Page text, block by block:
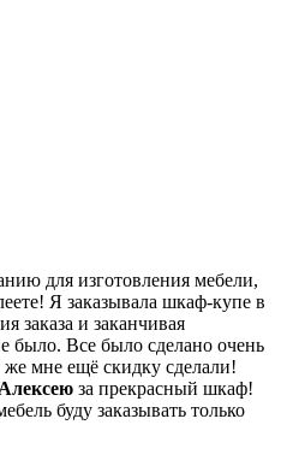
для изготовления мебели,
Я заказывала шкаф-купе в
заказа и заканчивая
было. Все было сделано очень
мне ещё скидку сделали!
Алексею за прекрасный шкаф!
буду заказывать только